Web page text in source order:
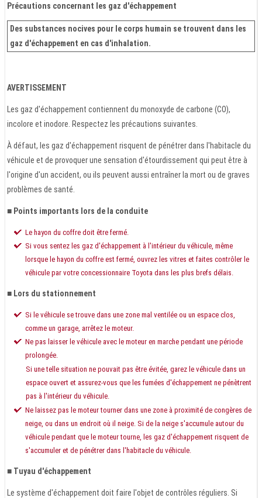
Précautions concernant les gaz d'échappement
Des substances nocives pour le corps humain se trouvent dans les
gaz d'échappement en cas d'inhalation.
AVERTISSEMENT
Les gaz d'échappement contiennent du monoxyde de carbone (CO),
incolore et inodore. Respectez les précautions suivantes.
À défaut, les gaz d'échappement risquent de pénétrer dans l'habitacle du
véhicule et de provoquer une sensation d'étourdissement qui peut être à
l'origine d'un accident, ou ils peuvent aussi entraîner la mort ou de graves
problèmes de santé.
■ Points importants lors de la conduite
Le hayon du coffre doit être fermé.
Si vous sentez les gaz d'échappement à l'intérieur du véhicule, même
lorsque le hayon du coffre est fermé, ouvrez les vitres et faites contrôler le
véhicule par votre concessionnaire Toyota dans les plus brefs délais.
■ Lors du stationnement
Si le véhicule se trouve dans une zone mal ventilée ou un espace clos,
comme un garage, arrêtez le moteur.
Ne pas laisser le véhicule avec le moteur en marche pendant une période
prolongée.
Si une telle situation ne pouvait pas être évitée, garez le véhicule dans un
espace ouvert et assurez-vous que les fumées d'échappement ne pénètrent
pas à l'intérieur du véhicule.
Ne laissez pas le moteur tourner dans une zone à proximité de congères de
neige, ou dans un endroit où il neige. Si de la neige s'accumule autour du
véhicule pendant que le moteur tourne, les gaz d'échappement risquent de
s'accumuler et de pénétrer dans l'habitacle du véhicule.
■ Tuyau d'échappement
Le système d'échappement doit faire l'objet de contrôles réguliers. Si